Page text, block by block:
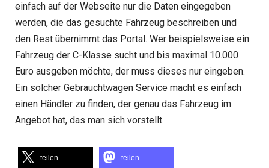
einfach auf der Webseite nur die Daten eingegeben
werden, die das gesuchte Fahrzeug beschreiben und
den Rest übernimmt das Portal. Wer beispielsweise ein
Fahrzeug der C-Klasse sucht und bis maximal 10.000
Euro ausgeben möchte, der muss dieses nur eingeben.
Ein solcher Gebrauchtwagen Service macht es einfach
einen Händler zu finden, der genau das Fahrzeug im
Angebot hat, das man sich vorstellt.
teilen teilen